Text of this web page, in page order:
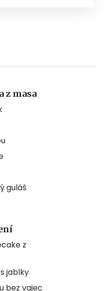
z masa
guláš
z
jablky
bez vajec